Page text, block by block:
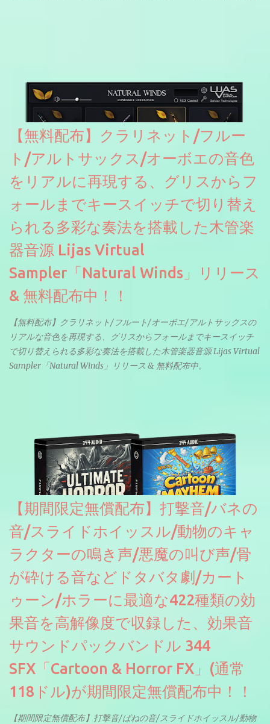
ソースを元に設計・改良した製品のようです。
【無料配布】クラリネット/フルー
ト/アルトサックス/オーボエの音色
をリアルに再現する、グリスからフ
ォールまでキースイッチで切り替え
られる多彩な奏法を搭載した木管楽
器音源 Lijas Virtual
Sampler「Natural Winds」リリース
& 無料配布中！！
【無料配布】クラリネット/フルート/オーボエ/アルトサックスの
リアルな音色を再現する、グリスからフォールまでキースイッチ
で切り替えられる多彩な奏法を搭載した木管楽器音源 Lijas Virtual
Sampler「Natural Winds」リリース & 無料配布中。
【期間限定無償配布】打撃音/バネの
音/スライドホイッスル/動物のキャ
ラクターの鳴き声/悪魔の叫び声/骨
が砕ける音などドタバタ劇/カート
ゥーン/ホラーに最適な422種類の効
果音を高解像度で収録した、効果音
サウンドパックバンドル 344
SFX「Cartoon & Horror FX」(通常
118ドル)が期間限定無償配布中！！
【期間限定無償配布】打撃音/ばねの音/スライドホイッスル/動物